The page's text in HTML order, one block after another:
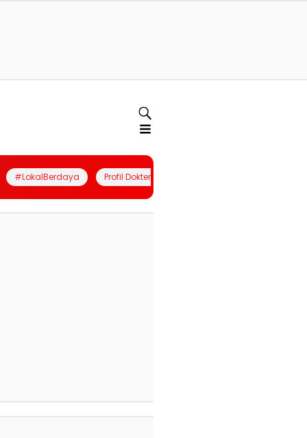
#LokalBerdaya Profil Dokter